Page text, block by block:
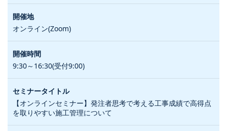
オンライン(Zoom)
9:30～16:30(受付9:00)
【オンラインセミナー】発注者思考で考える工事成績で高得点
を取りやすい施工管理について